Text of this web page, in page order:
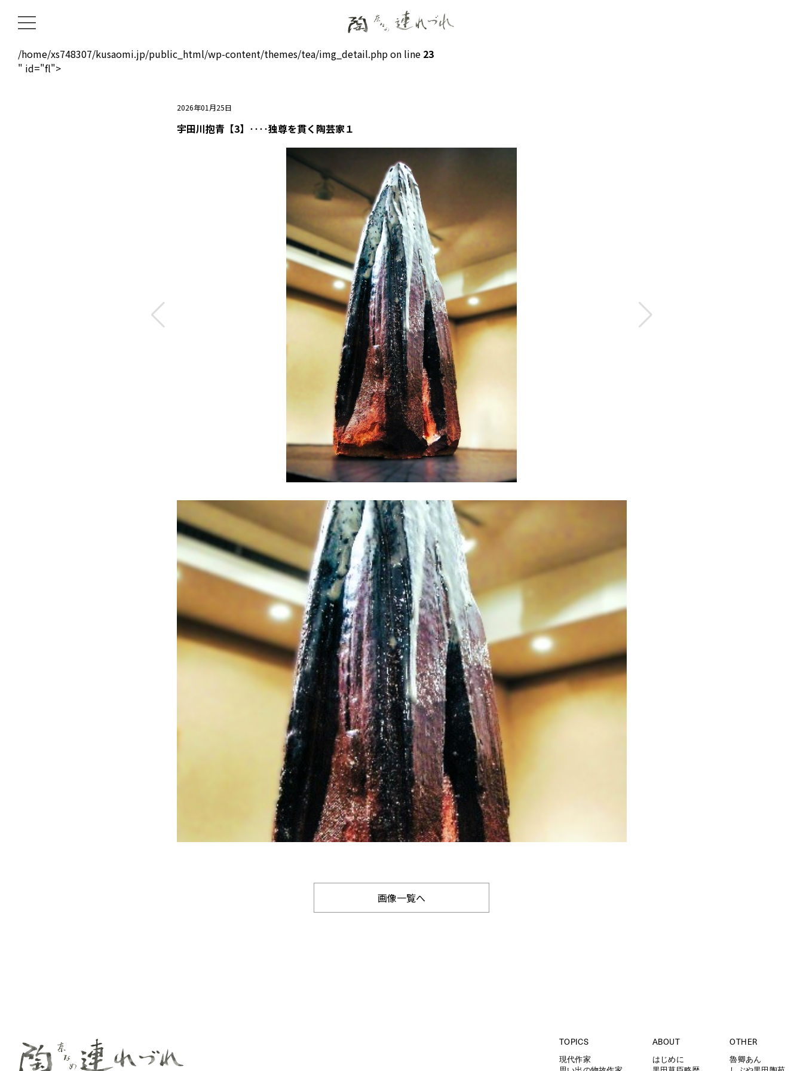
/home/xs748307/kusaomi.jp/public_html/wp-content/themes/tea/img_detail.php on line 23
" id="fl">
2026年01月25日
宇田川抱青【3】‥‥独尊を貫く陶芸家１
画像一覧へ
TOPICS
現代作家
ABOUT
はじめに
OTHER
魯卿あん